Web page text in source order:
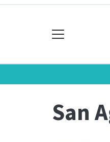
San